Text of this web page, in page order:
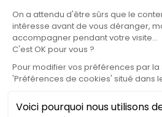
© 2025 CyberFreelance. Tous